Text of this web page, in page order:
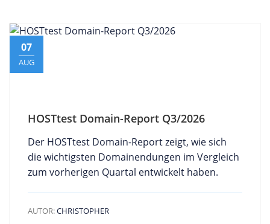
07
AUG
HOSTtest Domain-Report Q3/2026
Der HOSTtest Domain-Report zeigt, wie sich
die wichtigsten Domainendungen im Vergleich
zum vorherigen Quartal entwickelt haben.
AUTOR:CHRISTOPHER